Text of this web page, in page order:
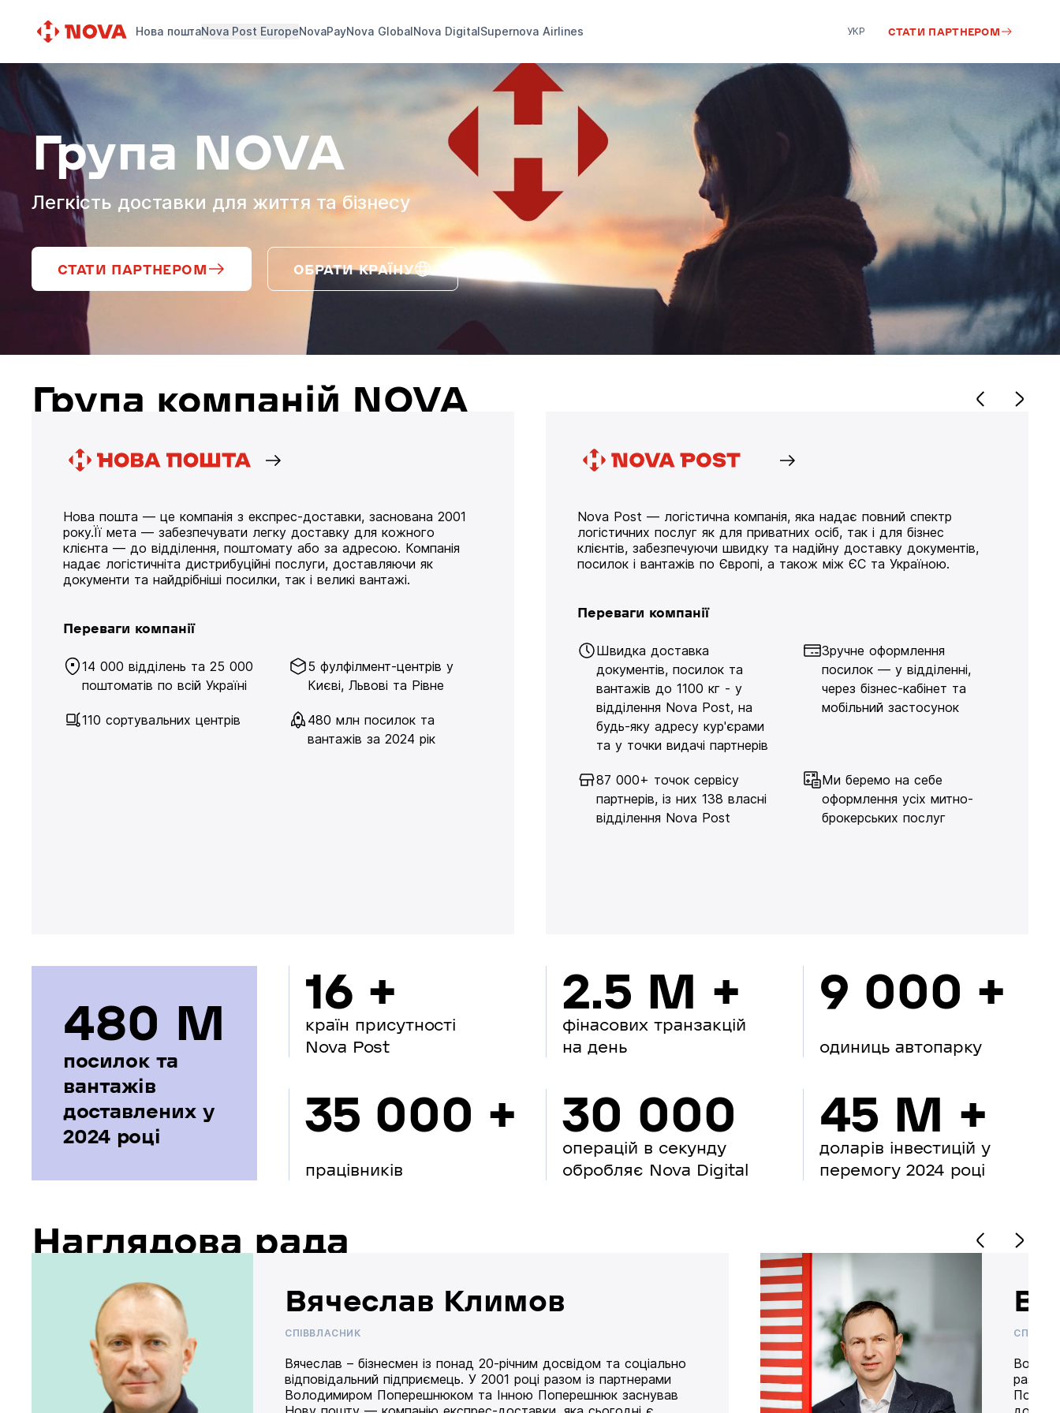
Нова поштаNova Post EuropeNovaPayNova GlobalNova DigitalSupernova Airlines УКР СТАТИ ПАРТНЕРОМ
Група NOVA
Легкість доставки для життя та бізнесу
СТАТИ ПАРТНЕРОМ ОБРАТИ КРАЇНУ
Група компаній NOVA
Нова пошта — це компанія з експрес-доставки, заснована 2001
року.Її мета — забезпечувати легку доставку для кожного
клієнта — до відділення, поштомату або за адресою. Компанія
надає логістичніта дистрибуційні послуги, доставляючи як
документи та найдрібніші посилки, так і великі вантажі.
Переваги компанії
14 000 відділень та 25 000
поштоматів по всій Україні
5 фулфілмент-центрів у
Києві, Львові та Рівне
110 сортувальних центрів
480 млн посилок та
вантажів за 2024 рік
Nova Post — логістична компанія, яка надає повний спектр
логістичних послуг як для приватних осіб, так і для бізнес
клієнтів, забезпечуючи швидку та надійну доставку документів,
посилок і вантажів по Європі, а також між ЄС та Україною.
Переваги компанії
Швидка доставка
документів, посилок та
вантажів до 1100 кг - у
відділення Nova Post, на
будь-яку адресу кур'єрами
та у точки видачі партнерів
Зручне оформлення
посилок — у відділенні,
через бізнес-кабінет та
мобільний застосунок
87 000+ точок сервісу
партнерів, із них 138 власні
відділення Nova Post
Ми беремо на себе
оформлення усіх митно-
брокерських послуг
480 М
посилок та
вантажів
доставлених у
2024 році
16 +
країн присутності
Nova Post
35 000 +
працівників
2.5 M +
фінасових транзакцій
на день
30 000
операцій в секунду
обробляє Nova Digital
9 000 +
одиниць автопарку
45 M +
доларів інвестицій у
перемогу 2024 році
Наглядова рада
Вячеслав Климов
СПІВВЛАСНИК
Вячеслав – бізнесмен із понад 20-річним досвідом та соціально
відповідальний підприємець. У 2001 році разом із партнерами
Володимиром Поперешнюком та Інною Поперешнюк заснував
разом